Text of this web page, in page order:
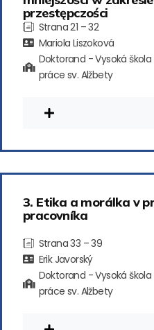
przestępczości
Strana 21 – 32
Mariola Liszoková
Doktorand - Vysoká
práce sv. Alžbety
3. Etika a morálka v
pracovníka
Strana 33 – 39
Erik Javorský
Doktorand - Vysoká
práce sv. Alžbety